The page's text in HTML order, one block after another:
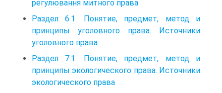
регулювання митного права
Раздел 6.1. Понятие, предмет, метод и
принципы уголовного права. Источники
уголовного права
Раздел 7.1. Понятие, предмет, метод и
принципы экологического права. Источники
экологического права